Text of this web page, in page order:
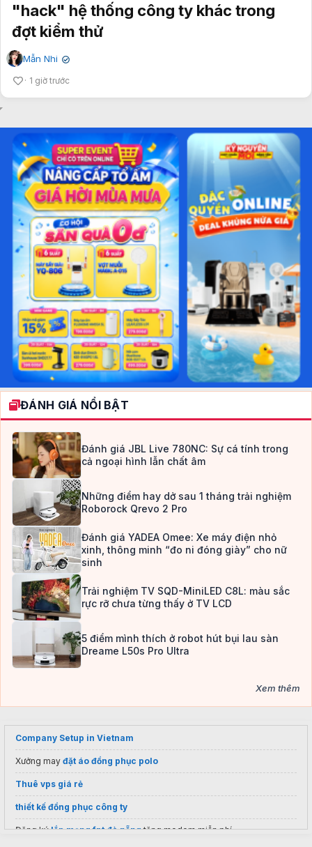
"hack" hệ thống công ty khác trong
đợt kiểm thử
Mẫn Nhi ✔
1 giờ trước
ĐÁNH GIÁ NỔI BẬT
Đánh giá JBL Live 780NC: Sự cá tính trong
cả ngoại hình lẫn chất âm
Những điểm hay dở sau 1 tháng trải nghiệm
Roborock Qrevo 2 Pro
Đánh giá YADEA Omee: Xe máy điện nhỏ
xinh, thông minh “đo ni đóng giày” cho nữ
sinh
Trải nghiệm TV SQD-MiniLED C8L: màu sắc
rực rỡ chưa từng thấy ở TV LCD
5 điểm mình thích ở robot hút bụi lau sàn
Dreame L50s Pro Ultra
Xem thêm
Company Setup in Vietnam
Xưởng may đặt áo đồng phục polo
Thuê vps giá rẻ
thiết kế đồng phục công ty
Đăng kýlắp mạng fpt đà nẵngtặng modem miễn phí